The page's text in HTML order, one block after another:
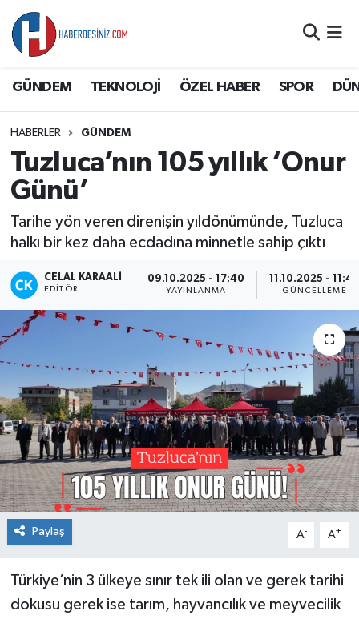
GÜNDEM TEKNOLOJİ ÖZEL HABER SPOR
HABERLER GÜNDEM
Tuzluca’nın 105 yıllık ‘Onur
Günü’
Tarihe yön veren direnişin yıldönümünde, Tuzluca
halkı bir kez daha ecdadına minnetle sahip çıktı
CELAL KARAALI
EDITÖR
09.10.2025 - 17:40
YAYINLANMA
11.10.2025 - 11:45
GÜNCELLEME
Paylaş A- A+
Türkiye’nin 3 ülkeye sınır tek ili olan ve gerek tarihi
dokusu gerek ise tarım, hayvancılık ve meyvecilik
GÜNDEM
ÖZEL HABER
TEKNOLOJİ
YAŞAM
Trafik Durumu
Süper Lig Puan Durumu ve Fikstür